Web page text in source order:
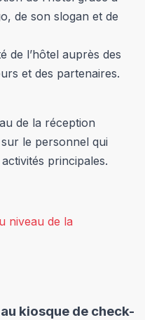
de son slogan et de
de l’hôtel auprès des
et des partenaires.
de la réception
le personnel qui
principales.
kiosque de check-